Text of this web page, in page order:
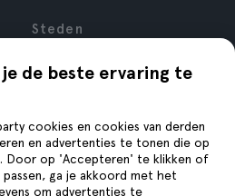
de beste ervaring te
cookies en cookies van derden
en advertenties te tonen die op
Door op 'Accepteren' te klikken of
ga je akkoord met het
om advertenties te
Steden
Rome
Londen
Granada
Krakau
Tenerife